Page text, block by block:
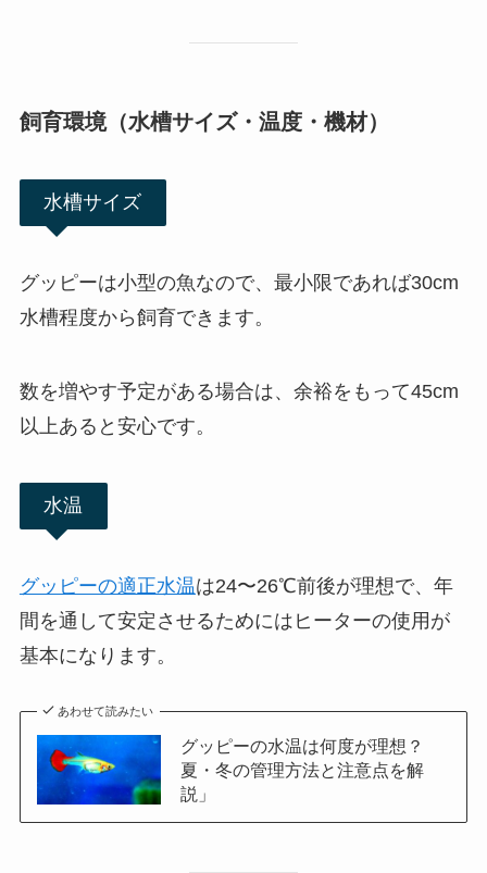
飼育環境（水槽サイズ・温度・機材）
水槽サイズ
グッピーは小型の魚なので、最小限であれば30cm
水槽程度から飼育できます。
数を増やす予定がある場合は、余裕をもって45cm
以上あると安心です。
水温
グッピーの適正水温は24〜26℃前後が理想で、年
間を通して安定させるためにはヒーターの使用が
基本になります。
あわせて読みたい
グッピーの水温は何度が理想？
夏・冬の管理方法と注意点を解
説」